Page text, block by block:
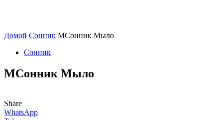
Домой Сонник МСонник Мыло
Сонник
МСонник Мыло
Share
WhatsApp